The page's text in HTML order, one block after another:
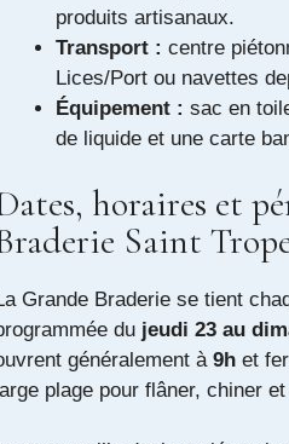
produits artisanaux.
Transport : centre
Lices/Port ou navettes
Équipement : sac en
de liquide et une carte
horaires et
Saint
Grande Braderie se tient
du jeudi 23 au
généralement à 9h et
plage pour flâner, chiner